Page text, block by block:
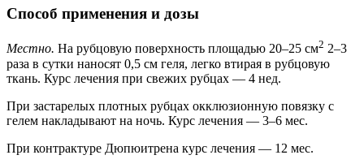
Способ применения и дозы
Местно. На рубцовую поверхность площадью 20–25 см2 2–3
раза в сутки наносят 0,5 см геля, легко втирая в рубцовую
ткань. Курс лечения при свежих рубцах — 4 нед.
При застарелых плотных рубцах окклюзионную повязку с
гелем накладывают на ночь. Курс лечения — 3–6 мес.
При контрактуре Дюпюитрена курс лечения — 12 мес.